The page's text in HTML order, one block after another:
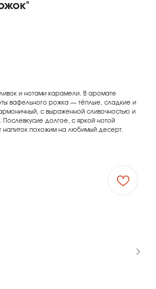
и нотами карамели. В аромате
вафельного рожка — тёплые, сладкие и
с выраженной сливочностью и
долгое, с яркой нотой
похожим на любимый десерт.